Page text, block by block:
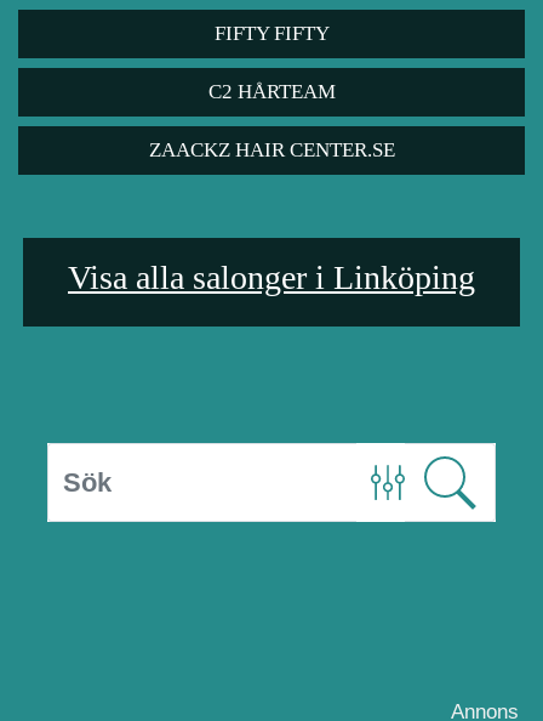
FIFTY FIFTY
C2 HÅRTEAM
ZAACKZ HAIR CENTER.SE
Visa alla salonger i Linköping
Annons